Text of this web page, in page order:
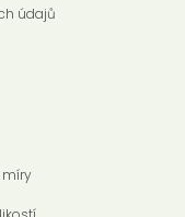
údajů
míry